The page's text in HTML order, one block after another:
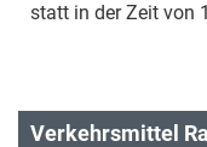
statt in der Zeit von
Verkehrsmittel